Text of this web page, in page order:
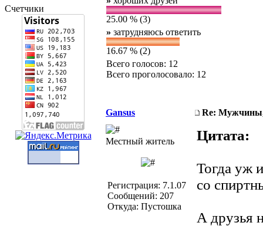
Счетчики
25.00 % (3)
» затрудняюсь ответить
16.67 % (2)
Всего голосов: 12
Всего проголосовало: 12
Gansus Re:
Местный житель
Регистрация: 7.1.07
Сообщений: 207
Откуда: Пустошка
Цитата:
Тогда уж
со
А друзья